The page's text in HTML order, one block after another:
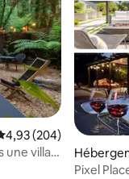
moyenne
4,93 (204)
une villa
Pixel